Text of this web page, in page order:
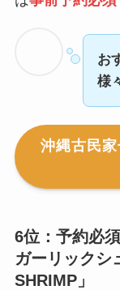
お
様
沖縄古民
6位：予約必
ガーリックシ
SHRIMP」